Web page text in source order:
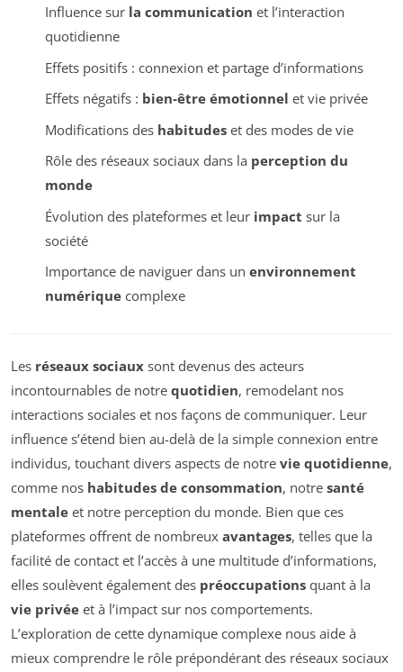
Influence sur la communication et l’interaction
quotidienne
Effets positifs : connexion et partage d’informations
Effets négatifs : bien-être émotionnel et vie privée
Modifications des habitudeset des modes de vie
Rôle des réseaux sociaux dans la perception du
monde
Évolution des plateformes et leur impact sur la
société
Importance de naviguer dans un environnement
numériquecomplexe
Les réseaux sociaux sont devenus des acteurs
incontournables de notre quotidien, remodelant nos
interactions sociales et nos façons de communiquer. Leur
influence s’étend bien au-delà de la simple connexion entre
individus, touchant divers aspects de notre vie quotidienne,
comme nos habitudes de consommation, notre santé
mentale et notre perception du monde. Bien que ces
plateformes offrent de nombreux avantages, telles que la
facilité de contact et l’accès à une multitude d’informations,
elles soulèvent également des préoccupations quant à la
vie privée et à l’impact sur nos comportements.
L’exploration de cette dynamique complexe nous aide à
mieux comprendre le rôle prépondérant des réseaux sociaux